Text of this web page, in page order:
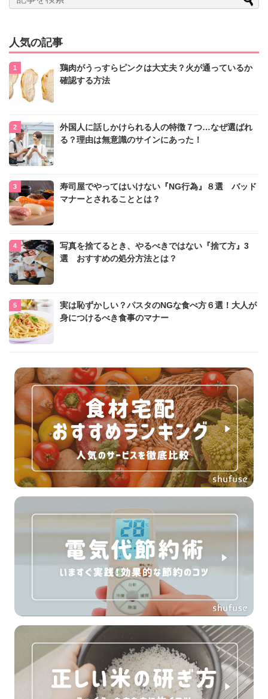
人気の記事
鶏肉がうっすらピンクは大丈夫？火が通っているか
確認する方法
外国人に話しかけられる人の特徴７つ…なぜ選ばれ
る？理由は無意識のサインにあった！
寿司屋でやってはいけない『NG行為』８選 バッド
マナーとされることとは？
写真を捨てるとき、やるべきではない『捨て方』3
選 おすすめの処分方法とは？
実は恥ずかしい？パスタのNGな食べ方６選！大人が
身につけるべき食事のマナー